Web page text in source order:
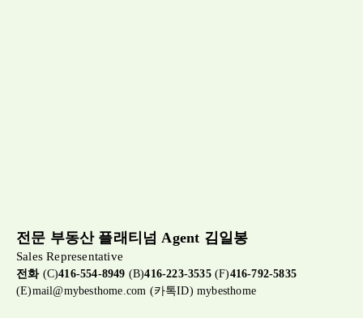
전문 부동산 플래티넘 Agent 김일봉
Sales Representative
전화(C)416-554-8949 (B)416-223-3535(F)416-792-5835
(E)mail@mybesthome.com (카톡ID) mybesthome